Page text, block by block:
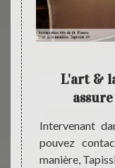
que
;
tête
L'art &
Intervenant
pouvez
manière,